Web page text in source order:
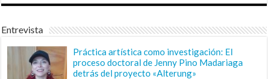
Entrevista
Práctica artística como investigación: El
proceso doctoral de Jenny Pino Madariaga
detrás del proyecto «Alterung»